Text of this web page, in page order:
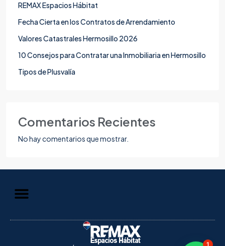
REMAX Espacios Hábitat
Fecha Cierta en los Contratos de Arrendamiento
Valores Catastrales Hermosillo 2026
10 Consejos para Contratar una Inmobiliaria en Hermosillo
Tipos de Plusvalía
Comentarios Recientes
No hay comentarios que mostrar.
1